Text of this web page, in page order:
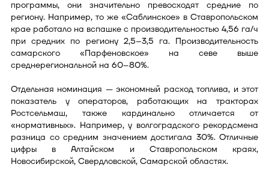
программы, они значительно превосходят средние по
региону. Например, то же «Саблинское» в Ставропольском
крае работало на вспашке с производительностью 4,56 га/ч
при средних по региону 2,5–3,5 га. Производительность
самарского «Парфеновское» на севе выше
среднерегиональной на 60–80%.
Отдельная номинация — экономный расход топлива, и этот
показатель у операторов, работающих на тракторах
Ростсельмаш, также кардинально отличается от
«нормативных». Например, у волгоградского рекордсмена
разница со средним значением достигала 30%. Отличные
цифры в Алтайском и Ставропольском краях,
Новосибирской, Свердловской, Самарской областях.